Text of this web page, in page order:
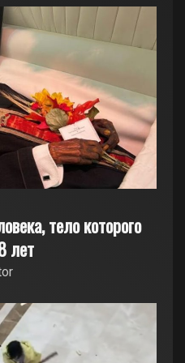
тело которого
лет